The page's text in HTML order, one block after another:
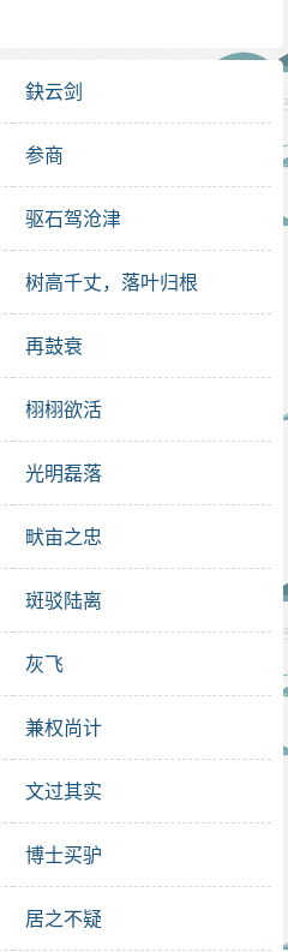
鈌云剑
参商
驱石驾沧津
树高千丈，落叶归根
再鼓衰
栩栩欲活
光明磊落
畎亩之忠
斑驳陆离
灰飞
兼权尚计
文过其实
博士买驴
居之不疑